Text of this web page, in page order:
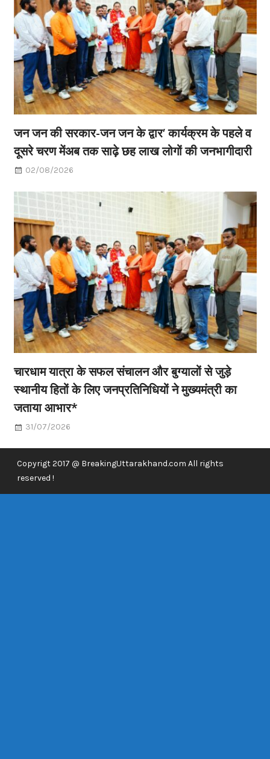
जन जन की सरकार-जन जन के द्वार’ कार्यक्रम के पहले व
दूसरे चरण मेंअब तक साढ़े छह लाख लोगों की जनभागीदारी
02/08/2026
चारधाम यात्रा के सफल संचालन और बुग्यालों से जुड़े
स्थानीय हितों के लिए जनप्रतिनिधियों ने मुख्यमंत्री का
जताया आभार*
31/07/2026
Copyrigt 2017 @ BreakingUttarakhand.com All rights
reserved !